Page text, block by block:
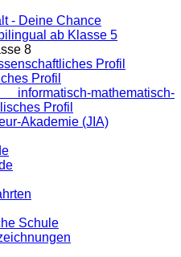
- Deine Chance
ab Klasse 5
8
Profil
Profil
mathematisch-
Profil
Akademie (JIA)
Schule